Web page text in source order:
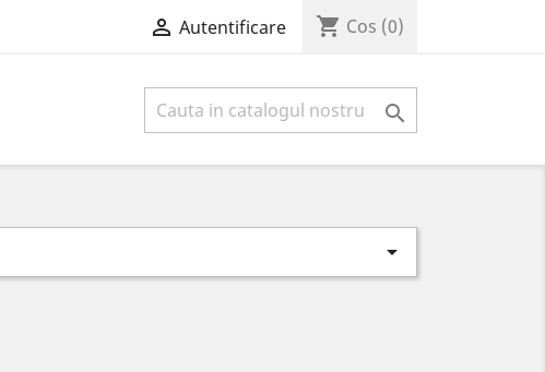
 Autentificare shopping_cart Cos (0)

